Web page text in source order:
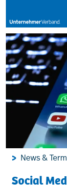
News &
News &
Social